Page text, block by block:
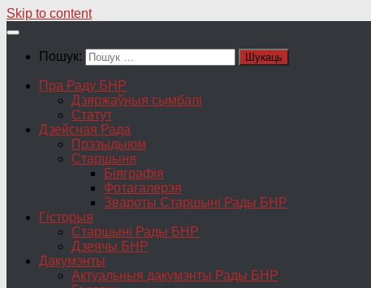
Skip to content
Пошук:
Пра Раду БНР
Дзяржаўныя сымбалі
Статут
Дзейсная Рада
Прэзыдыюм
Старшыня
Біяграфія
Фотагалерэя
Звароты Старшыні Рады БНР
Гісторыя
Старшыні Рады БНР
Дзеячы БНР
Дакумэнты
Актуальныя дакумэнты Рады БНР